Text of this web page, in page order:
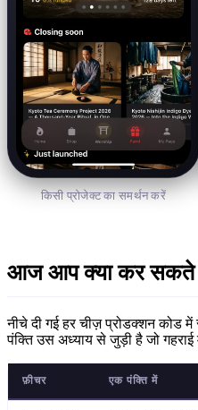
किसी प्रोजेक्ट का समर्थन करें
आज आप क्या कर सकते
नीचे दी गई हर चीज़ प्रोडक्शन कोड
पंक्ति उस अध्याय से जुड़ी है जो गहराई
फ़ीचर एक पंक्ति में